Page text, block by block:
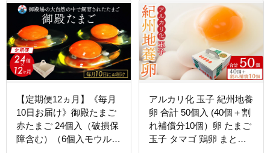
【定期便12ヵ月】《毎月
10日お届け》御殿たまご
赤たまご 24個入（破損保
障含む）（6個入モウルド
アルカリ化 玉子 紀州地養
卵 合計 50個入 (40個＋割
れ補償分10個）卵 たまご
玉子 タマゴ 鶏卵 まとめ